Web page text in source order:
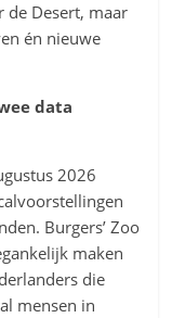
Desert, maar
én nieuwe
data
2026
Burgers’ Zoo
maken
die
mensen in